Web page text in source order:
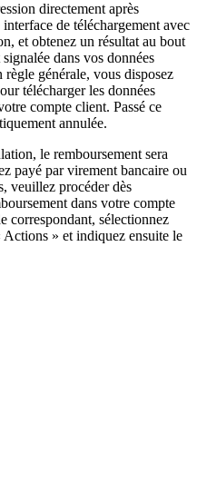
directement après
de téléchargement avec
et obtenez un résultat au bout
dans vos données
générale, vous disposez
télécharger les données
compte client. Passé ce
annulée.
le remboursement sera
payé par virement bancaire ou
veuillez procéder dès
dans votre compte
correspondant, sélectionnez
» et indiquez ensuite le